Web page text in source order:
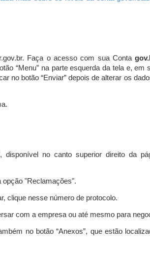
Faça o acesso com sua Conta
“Menu” na parte esquerda da tela e, em
no botão “Enviar” depois de alterar os
disponível no canto superior direito da
opção "Reclamações".
clique nesse número de protocolo.
com a empresa ou até mesmo para
no botão “Anexos”, que estão